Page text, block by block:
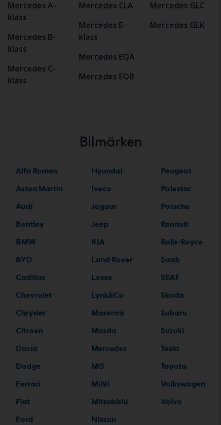
Mercedes A-
klass
Mercedes B-
klass
Mercedes C-
klass
Mercedes CLA
Mercedes E-
klass
Mercedes EQA
Mercedes EQB
Mercedes GLC
Mercedes GLK
Bilmärken
Alfa Romeo
Aston Martin
Audi
Bentley
BMW
BYD
Cadillac
Chevrolet
Chrysler
Citroen
Dacia
Dodge
Ferrari
Fiat
Ford
Hyundai
Iveco
Jaguar
Jeep
KIA
Land Rover
Lexus
Lynk&Co
Maserati
Mazda
Mercedes
MG
MINI
Mitsubishi
Nissan
Peugeot
Polestar
Porsche
Renault
Rolls-Royce
Saab
SEAT
Skoda
Subaru
Suzuki
Tesla
Toyota
Volkswagen
Volvo